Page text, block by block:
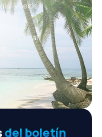
vuelos,
siempre al
del boletín